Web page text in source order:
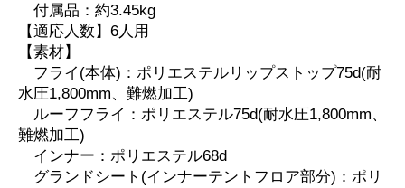
付属品：約3.45kg
【適応人数】6人用
【素材】
フライ(本体)：ポリエステルリップストップ75d(耐
水圧1,800mm、難燃加工)
ルーフフライ：ポリエステル75d(耐水圧1,800mm、
難燃加工)
インナー：ポリエステル68d
グランドシート(インナーテントフロア部分)：ポリ